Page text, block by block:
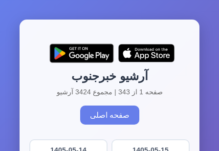
آرشیو خبرجنوب
صفحه 1 از 343 | مجموع 3424 آرشیو
صفحه اصلی